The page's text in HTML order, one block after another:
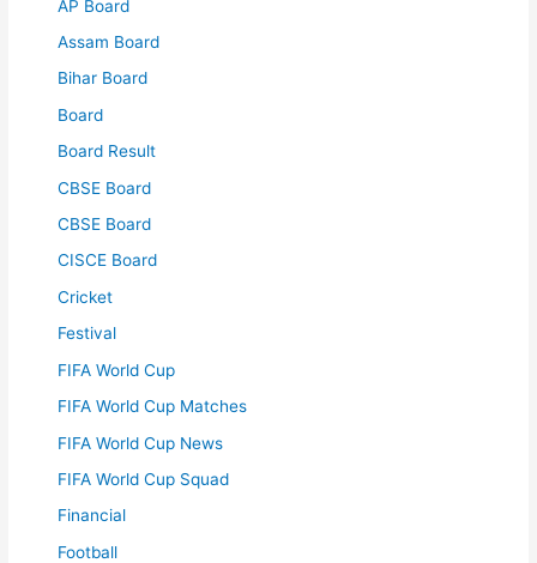
AP Board
Assam Board
Bihar Board
Board
Board Result
CBSE Board
CBSE Board
CISCE Board
Cricket
Festival
FIFA World Cup
FIFA World Cup Matches
FIFA World Cup News
FIFA World Cup Squad
Financial
Football